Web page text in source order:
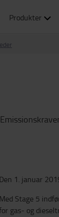
Produkter
Den 1. januar
Med Stage 5
gas- og